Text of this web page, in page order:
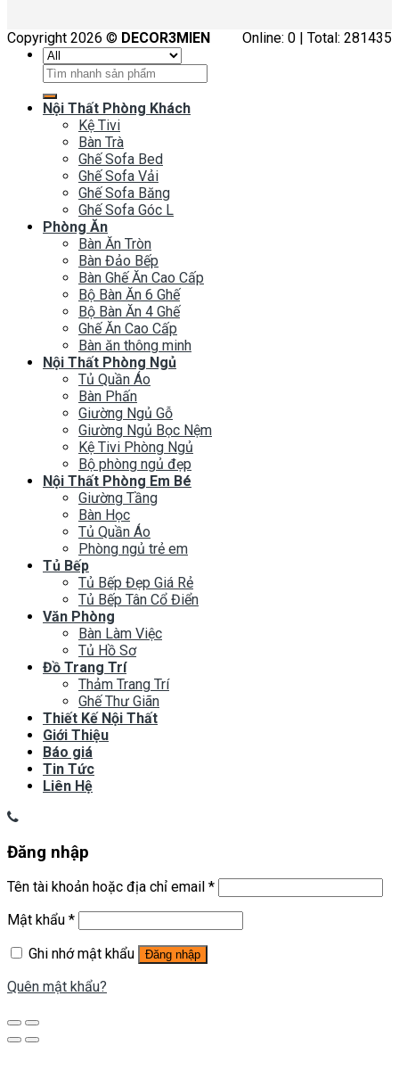
Online: 0 | Total: 281435
Copyright 2026 © DECOR3MIEN
Tìm
kiếm:
Nội Thất Phòng Khách
Kệ Tivi
Bàn Trà
Ghế Sofa Bed
Ghế Sofa Vải
Ghế Sofa Băng
Ghế Sofa Góc L
Phòng Ăn
Bàn Ăn Tròn
Bàn Đảo Bếp
Bàn Ghế Ăn Cao Cấp
Bộ Bàn Ăn 6 Ghế
Bộ Bàn Ăn 4 Ghế
Ghế Ăn Cao Cấp
Bàn ăn thông minh
Nội Thất Phòng Ngủ
Tủ Quần Áo
Bàn Phấn
Giường Ngủ Gỗ
Giường Ngủ Bọc Nệm
Kệ Tivi Phòng Ngủ
Bộ phòng ngủ đẹp
Nội Thất Phòng Em Bé
Giường Tầng
Bàn Học
Tủ Quần Áo
Phòng ngủ trẻ em
Tủ Bếp
Tủ Bếp Đẹp Giá Rẻ
Tủ Bếp Tân Cổ Điển
Văn Phòng
Bàn Làm Việc
Tủ Hồ Sơ
Đồ Trang Trí
Thảm Trang Trí
Ghế Thư Giãn
Thiết Kế Nội Thất
Giới Thiệu
Báo giá
Tin Tức
Liên Hệ
Đăng nhập
Tên tài khoản hoặc địa chỉ email *
Mật khẩu *
Ghi nhớ mật khẩu
Đăng nhập
Quên mật khẩu?